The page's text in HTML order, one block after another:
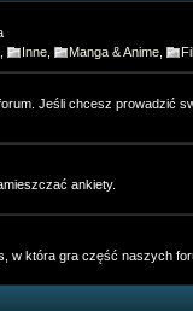
Inne Manga & Anime
Jeśli chcesz prowadzić
ankiety.
w która gra część naszych
forum
filmik z PK z tą